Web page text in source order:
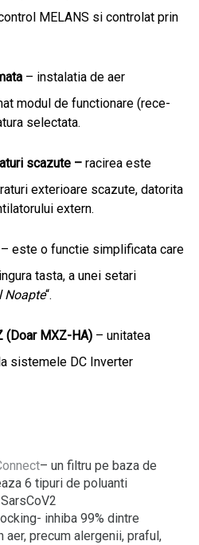
MELANS si controlat prin
– instalatia de aer
modul de functionare (rece-
selectata.
scazute – racirea este
exterioare scazute, datorita
extern.
– este o functie simplificata care
tasta, a unei setari
Noapte“.
(Doar MXZ-HA) – unitatea
sistemele DC Inverter
– un filtru pe baza de
6 tipuri de poluanti
inhiba 99% dintre
precum alergenii, praful,